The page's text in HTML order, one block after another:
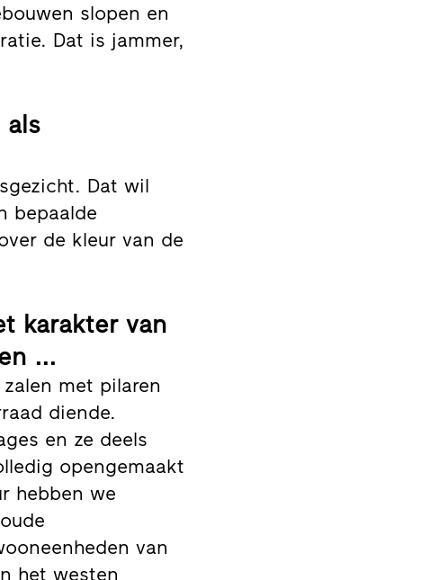
slopen en
Dat is jammer,
als
Dat wil
bepaalde
de kleur van de
karakter van
...
met pilaren
diende.
en ze deels
opengemaakt
hebben we
van
het westen